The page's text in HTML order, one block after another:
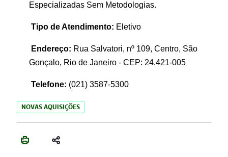
Especializadas Sem Metodologias.
Tipo de Atendimento: Eletivo
Endereço: Rua Salvatori, nº 109, Centro, São
Gonçalo, Rio de Janeiro - CEP: 24.421-005
Telefone: (021) 3587-5300
NOVAS AQUISIÇÕES